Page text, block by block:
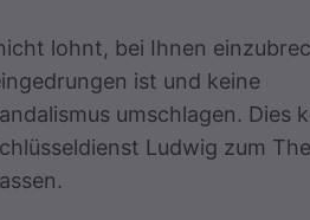
lohnt, bei Ihnen
ist und keine
umschlagen. Dies
Ludwig zum